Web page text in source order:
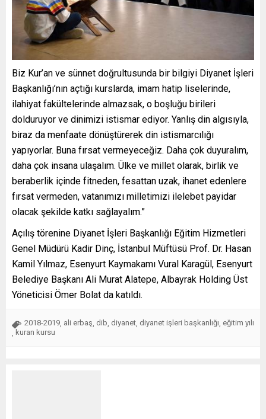
Biz Kur’an ve sünnet doğrultusunda bir bilgiyi Diyanet İşleri
Başkanlığı’nın açtığı kurslarda, imam hatip liselerinde,
ilahiyat fakültelerinde almazsak, o boşluğu birileri
dolduruyor ve dinimizi istismar ediyor. Yanlış din algısıyla,
biraz da menfaate dönüştürerek din istismarcılığı
yapıyorlar. Buna fırsat vermeyeceğiz. Daha çok duyuralım,
daha çok insana ulaşalım. Ülke ve millet olarak, birlik ve
beraberlik içinde fitneden, fesattan uzak, ihanet edenlere
fırsat vermeden, vatanımızı milletimizi ilelebet payidar
olacak şekilde katkı sağlayalım.”
Açılış törenine Diyanet İşleri Başkanlığı Eğitim Hizmetleri
Genel Müdürü Kadir Dinç, İstanbul Müftüsü Prof. Dr. Hasan
Kamil Yılmaz, Esenyurt Kaymakamı Vural Karagül, Esenyurt
Belediye Başkanı Ali Murat Alatepe, Albayrak Holding Üst
Yöneticisi Ömer Bolat da katıldı.
2018-2019, ali erbaş, dib, diyanet, diyanet işleri başkanlığı, eğitim yılı
, kuran kursu